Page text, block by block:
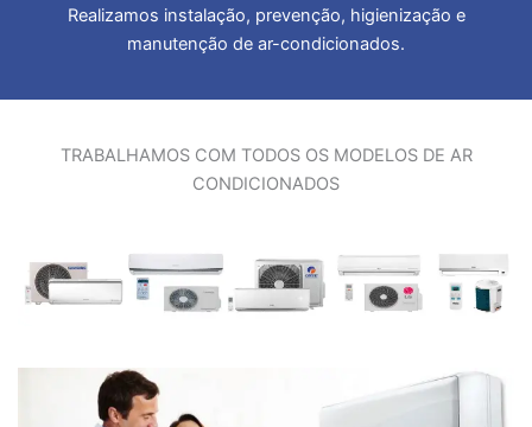
Realizamos instalação, prevenção, higienização e
manutenção de ar-condicionados.
TRABALHAMOS COM TODOS OS MODELOS DE AR
CONDICIONADOS